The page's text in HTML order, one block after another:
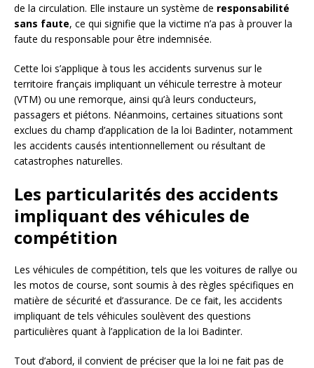
de la circulation. Elle instaure un système de responsabilité
sans faute, ce qui signifie que la victime n’a pas à prouver la
faute du responsable pour être indemnisée.
Cette loi s’applique à tous les accidents survenus sur le
territoire français impliquant un véhicule terrestre à moteur
(VTM) ou une remorque, ainsi qu’à leurs conducteurs,
passagers et piétons. Néanmoins, certaines situations sont
exclues du champ d’application de la loi Badinter, notamment
les accidents causés intentionnellement ou résultant de
catastrophes naturelles.
Les particularités des accidents
impliquant des véhicules de
compétition
Les véhicules de compétition, tels que les voitures de rallye ou
les motos de course, sont soumis à des règles spécifiques en
matière de sécurité et d’assurance. De ce fait, les accidents
impliquant de tels véhicules soulèvent des questions
particulières quant à l’application de la loi Badinter.
Tout d’abord, il convient de préciser que la loi ne fait pas de